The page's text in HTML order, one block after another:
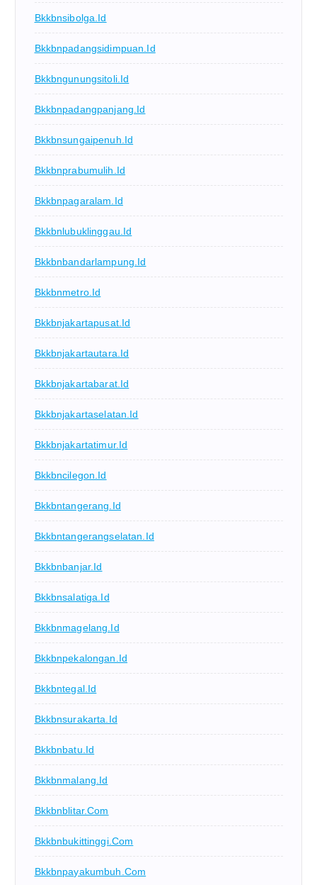
Bkkbnsibolga.id
Bkkbnpadangsidimpuan.id
Bkkbngunungsitoli.id
Bkkbnpadangpanjang.id
Bkkbnsungaipenuh.id
Bkkbnprabumulih.id
Bkkbnpagaralam.id
Bkkbnlubuklinggau.id
Bkkbnbandarlampung.id
Bkkbnmetro.id
Bkkbnjakartapusat.id
Bkkbnjakartautara.id
Bkkbnjakartabarat.id
Bkkbnjakartaselatan.id
Bkkbnjakartatimur.id
Bkkbncilegon.id
Bkkbntangerang.id
Bkkbntangerangselatan.id
Bkkbnbanjar.id
Bkkbnsalatiga.id
Bkkbnmagelang.id
Bkkbnpekalongan.id
Bkkbntegal.id
Bkkbnsurakarta.id
Bkkbnbatu.id
Bkkbnmalang.id
Bkkbnblitar.com
Bkkbnbukittinggi.com
Bkkbnpayakumbuh.com